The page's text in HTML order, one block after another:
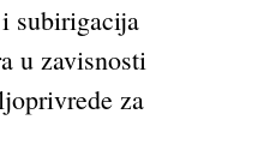
subirigacija
u zavisnosti
za